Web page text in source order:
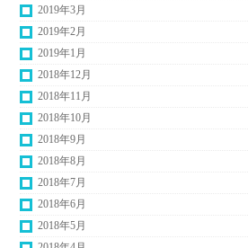
2019年3月
2019年2月
2019年1月
2018年12月
2018年11月
2018年10月
2018年9月
2018年8月
2018年7月
2018年6月
2018年5月